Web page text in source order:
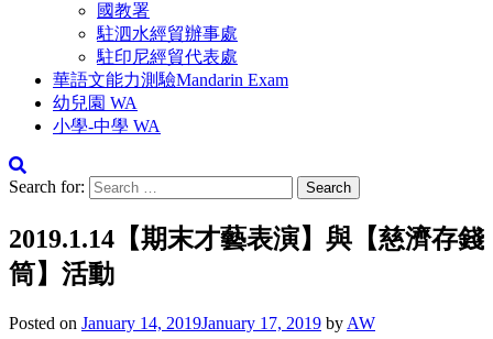
國教署
駐泗水經貿辦事處
駐印尼經貿代表處
華語文能力測驗Mandarin Exam
幼兒園 WA
小學-中學 WA
Search for:
2019.1.14【期末才藝表演】與【慈濟存錢
筒】活動
Posted on January 14, 2019January 17, 2019 by AW